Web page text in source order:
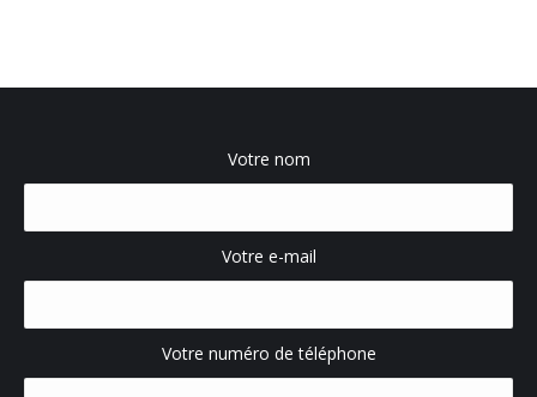
Votre nom
Votre e-mail
Votre numéro de téléphone